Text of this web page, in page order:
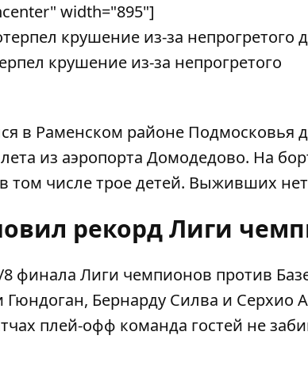
width="895"]
крушение из-за непрогретого
в Раменском районе Подмосковья
из аэропорта Домодедово. На
том числе трое детей. Выживших
рекорд Лиги
финала Лиги чемпионов против
Бернарду Силва и Серхио
плей-офф команда гостей не